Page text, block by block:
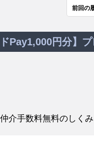
前回の
Pay1,000円分】プ
仲介手数料無料のしくみ